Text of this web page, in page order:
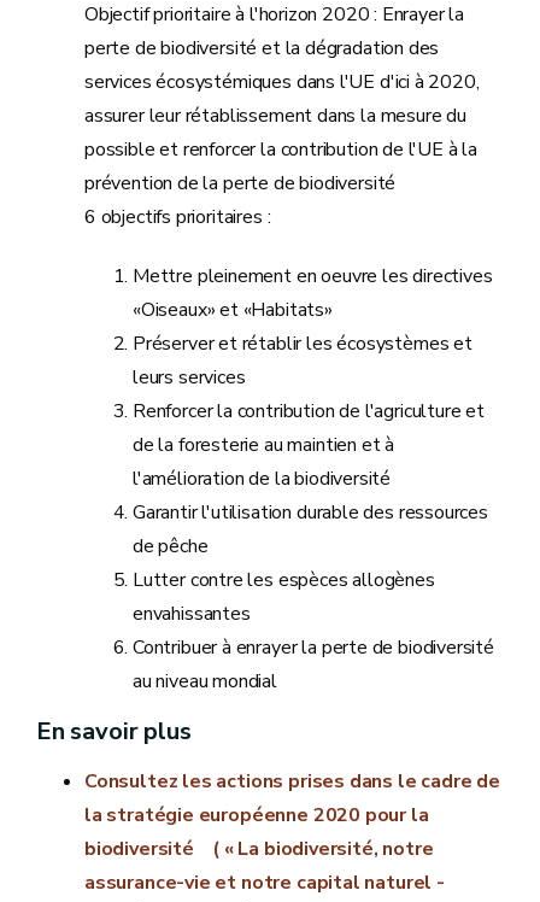
Objectif prioritaire à l'horizon 2020 : Enrayer la
perte de biodiversité et la dégradation des
services écosystémiques dans l'UE d'ici à 2020,
assurer leur rétablissement dans la mesure du
possible et renforcer la contribution de l'UE à la
prévention de la perte de biodiversité
6 objectifs prioritaires :
Mettre pleinement en oeuvre les directives
«Oiseaux» et «Habitats»
Préserver et rétablir les écosystèmes et
leurs services
Renforcer la contribution de l'agriculture et
de la foresterie au maintien et à
l'amélioration de la biodiversité
Garantir l'utilisation durable des ressources
de pêche
Lutter contre les espèces allogènes
envahissantes
Contribuer à enrayer la perte de biodiversité
au niveau mondial
En savoir plus
Consultez les actions prises dans le cadre de
la stratégie européenne 2020 pour la
biodiversité ( « La biodiversité, notre
assurance-vie et notre capital naturel -